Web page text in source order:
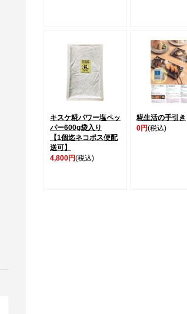
キスケ糀パワー塩ペッ
パー600g袋入り
【1個迄ネコポス便配
送可】
4,800円(税込)
糀生活の手引き
0円(税込)